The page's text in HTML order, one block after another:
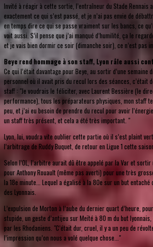
Invité à réagir à cette sortie, l’entraîneur du Stade Rennais
exactement ce qui s’est passé, et je n’ai pas envie de
en temps dire ce qui se passe vraiment sur les bancs, ce
voit aussi. S’il pense que j’ai manqué d’humilité, ça le
et je vais bien dormir ce soir (dimanche soir), ce n’est pas
Beye rend hommage à son staff, Lyon râle aussi
Ce qui l’était davantage pour Beye, au sortir d’une semaine
personnel où il avait pris du recul lors des séances, c’était
staff : "Je voudrais le féliciter, avec Laurent Bessière (le
performance), tous les préparateurs physiques, mon staff
peu, et j’ai eu besoin de prendre du recul pour avoir
un staff très présent, et cela a été très important. "
Lyon, lui, voudra vite oublier cette partie où il s’est plaint
l’arbitrage de Ruddy Buquet, de retour en Ligue 1 cette
Selon l’OL, l’arbitre aurait dû être appelé par la Var et
pour Anthony Rouault (même pas averti) pour une très
la 18e minute... Lequel a égalisé à la 80e sur un but entaché
des Lyonnais.
L’expulsion de Morton à l’aube du dernier quart d’heure,
stupide, un geste d’antijeu sur Meïté à 80 m du but
par les Rhodaniens. "C’était dur, cruel, il y a un peu de
l’impression qu’on nous a volé quelque chose..."